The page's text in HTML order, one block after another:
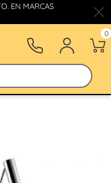
EN MARCAS
0